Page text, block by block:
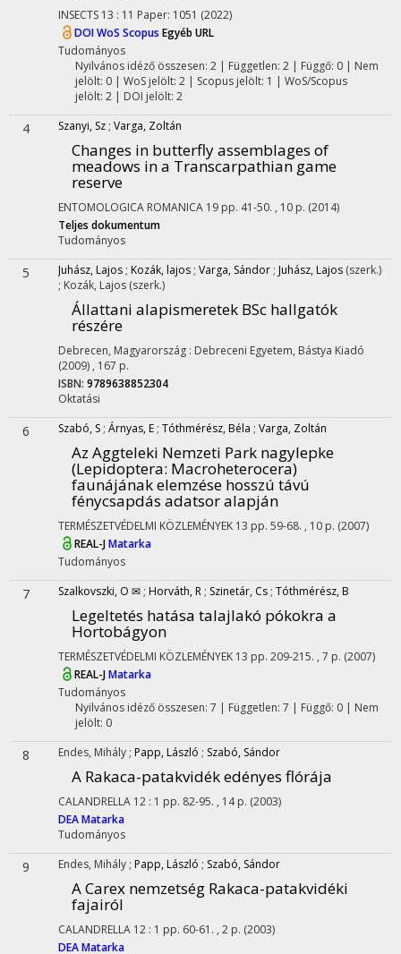
INSECTS 13 : 11 Paper: 1051 (2022)
DOIWoS Scopus Egyéb URL
Tudományos
Nyilvános idéző összesen: 2| Független: 2 | Függő: 0 | Nem
jelölt: 0 | WoS jelölt: 2 | Scopus jelölt: 1 | WoS/Scopus
jelölt: 2 | DOI jelölt: 2
4 Szanyi, Sz ; Varga, Zoltán
Changes in butterfly assemblages of
meadows in a Transcarpathian game
reserve
ENTOMOLOGICA ROMANICA 19 pp. 41-50. , 10 p. (2014)
Teljes dokumentum
Tudományos
5 Juhász, Lajos ; Kozák, lajos ; Varga, Sándor ; Juhász, Lajos (szerk.)
; Kozák, Lajos (szerk.)
Állattani alapismeretek BSc hallgatók
részére
Debrecen, Magyarország : Debreceni Egyetem, Bástya Kiadó
(2009) , 167 p.
ISBN: 9789638852304
Oktatási
6 Szabó, S ; Árnyas, E ; Tóthmérész, Béla ; Varga, Zoltán
Az Aggteleki Nemzeti Park nagylepke
(Lepidoptera: Macroheterocera)
faunájának elemzése hosszú távú
fénycsapdás adatsor alapján
TERMÉSZETVÉDELMI KÖZLEMÉNYEK 13 pp. 59-68. , 10 p. (2007)
REAL-JMatarka
Tudományos
7 Szalkovszki, O ✉ ; Horváth, R ; Szinetár, Cs ; Tóthmérész, B
Legeltetés hatása talajlakó pókokra a
Hortobágyon
TERMÉSZETVÉDELMI KÖZLEMÉNYEK 13 pp. 209-215. , 7 p. (2007)
REAL-JMatarka
Tudományos
Nyilvános idéző összesen: 7 | Független: 7 | Függő: 0 | Nem
jelölt: 0
8 Endes, Mihály ; Papp, László ; Szabó, Sándor
A Rakaca-patakvidék edényes flórája
CALANDRELLA 12 : 1 pp. 82-95. , 14 p. (2003)
DEAMatarka
Tudományos
9 Endes, Mihály ; Papp, László ; Szabó, Sándor
A Carex nemzetség Rakaca-patakvidéki
fajairól
CALANDRELLA 12 : 1 pp. 60-61. , 2 p. (2003)
DEAMatarka